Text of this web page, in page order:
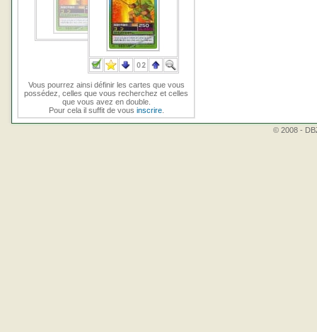
Vous pourrez ainsi définir les cartes que vous
possédez, celles que vous recherchez et celles
que vous avez en double.
Pour cela il suffit de vous inscrire.
© 2008 -